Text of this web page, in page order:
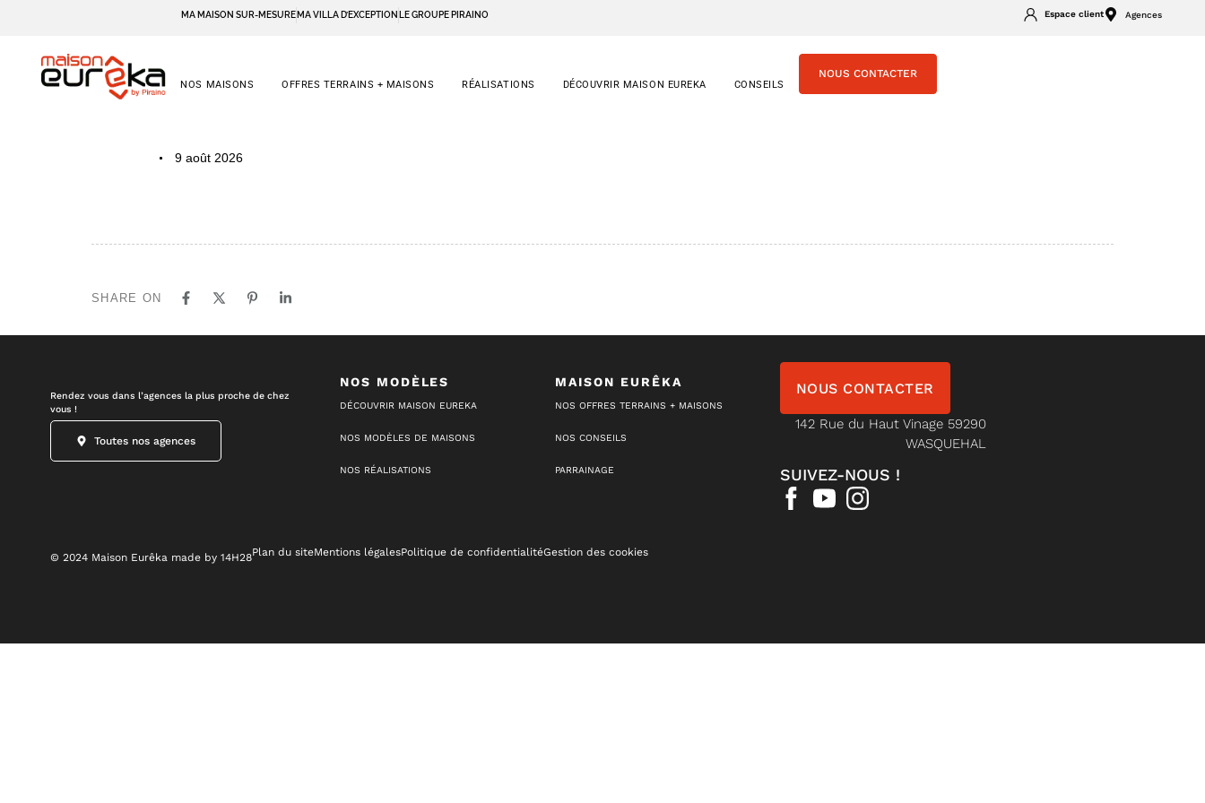
MA MAISON SUR-MESURE MA VILLA D’EXCEPTION LE GROUPE PIRAINO Espace client Agences
NOS MAISONS OFFRES TERRAINS + MAISONS RÉALISATIONS DÉCOUVRIR MAISON EUREKA CONSEILS
NOUS CONTACTER
9 août 2026
SHARE ON
Rendez vous dans l’agences la plus proche de chez
vous !
Toutes nos agences
NOS MODÈLES
DÉCOUVRIR MAISON EUREKA
NOS MODÈLES DE MAISONS
NOS RÉALISATIONS
MAISON EURÊKA
NOS OFFRES TERRAINS + MAISONS
NOS CONSEILS
PARRAINAGE
NOUS CONTACTER
142 Rue du Haut Vinage 59290
WASQUEHAL
SUIVEZ-NOUS !
© 2024 Maison Eurêka made by 14H28Plan du siteMentions légalesPolitique de confidentialitéGestion des cookies